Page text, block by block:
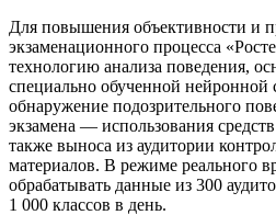
Для повышения объективности и
экзаменационного процесса
технологию анализа поведения,
специально обученной нейронной
обнаружение подозрительного
экзамена — использования
также выноса из аудитории
материалов. В режиме реального
обрабатывать данные из 300
1 000 классов в день.